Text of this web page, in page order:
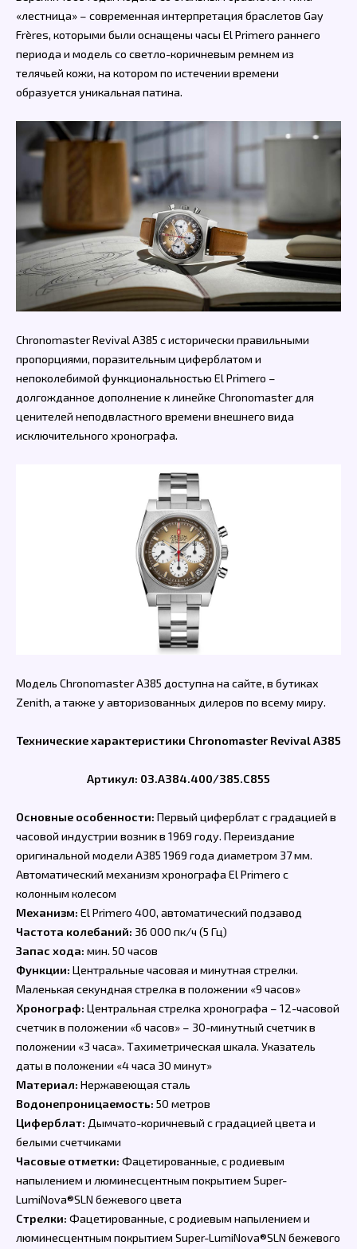
«лестница» – современная интерпретация браслетов Gay
Frères, которыми были оснащены часы El Primero раннего
периода и модель со светло-коричневым ремнем из
телячьей кожи, на котором по истечении времени
образуется уникальная патина.
Chronomaster Revival A385 с исторически правильными
пропорциями, поразительным циферблатом и
непоколебимой функциональностью El Primero –
долгожданное дополнение к линейке Chronomaster для
ценителей неподвластного времени внешнего вида
исключительного хронографа.
Модель Chronomaster A385 доступна на сайте, в бутиках
Zenith, а также у авторизованных дилеров по всему миру.
Технические характеристики Chronomaster Revival A385
Артикул: 03.A384.400/385.C855
Основные особенности: Первый циферблат с градацией в
часовой индустрии возник в 1969 году. Переиздание
оригинальной модели A385 1969 года диаметром 37 мм.
Автоматический механизм хронографа El Primero с
колонным колесом
Механизм: El Primero 400, автоматический подзавод
Частота колебаний: 36 000 пк/ч (5 Гц)
Запас хода: мин. 50 часов
Функции: Центральные часовая и минутная стрелки.
Маленькая секундная стрелка в положении «9 часов»
Хронограф: Центральная стрелка хронографа – 12-часовой
счетчик в положении «6 часов» – 30-минутный счетчик в
положении «3 часа». Тахиметрическая шкала. Указатель
даты в положении «4 часа 30 минут»
Материал: Нержавеющая сталь
Водонепроницаемость: 50 метров
Циферблат: Дымчато-коричневый с градацией цвета и
белыми счетчиками
Часовые отметки: Фацетированные, с родиевым
напылением и люминесцентным покрытием Super-
LumiNova®SLN бежевого цвета
Стрелки: Фацетированные, с родиевым напылением и
люминесцентным покрытием Super-LumiNova®SLN бежевого